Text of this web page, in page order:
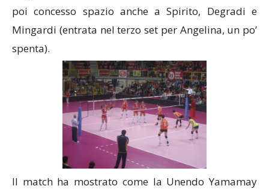
poi concesso spazio anche a Spirito, Degradi e
Mingardi (entrata nel terzo set per Angelina, un po’
spenta).
Il match ha mostrato come la Unendo Yamamay